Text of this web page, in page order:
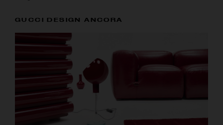
GUCCI DESIGN ANCORA